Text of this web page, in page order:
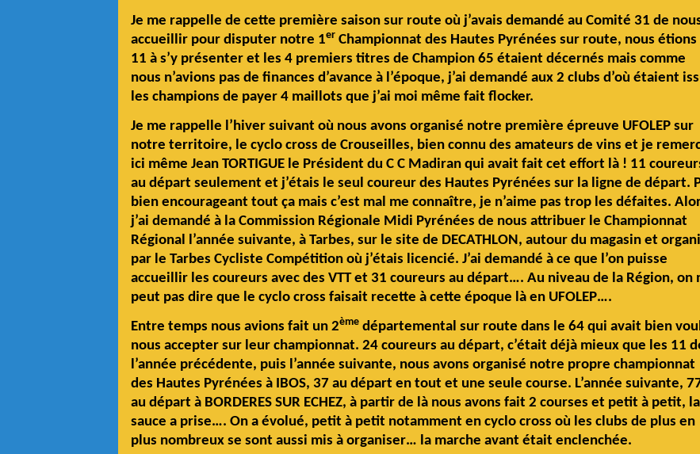
Je me rappelle de cette première saison sur route où j’avais demandé au Comité 31 de
accueillir pour disputer notre 1er Championnat des Hautes Pyrénées sur route, nous étions
11 à s’y présenter et les 4 premiers titres de Champion 65 étaient décernés mais comme
nous n’avions pas de finances d’avance à l’époque, j’ai demandé aux 2 clubs d’où étaient
les champions de payer 4 maillots que j’ai moi même fait flocker.
Je me rappelle l’hiver suivant où nous avons organisé notre première épreuve UFOLEP sur
notre territoire, le cyclo cross de Crouseilles, bien connu des amateurs de vins et je
ici même Jean TORTIGUE le Président du C C Madiran qui avait fait cet effort là ! 11
au départ seulement et j’étais le seul coureur des Hautes Pyrénées sur la ligne de départ.
bien encourageant tout ça mais c’est mal me connaître, je n’aime pas trop les défaites.
j’ai demandé à la Commission Régionale Midi Pyrénées de nous attribuer le Championnat
Régional l’année suivante, à Tarbes, sur le site de DECATHLON, autour du magasin et
par le Tarbes Cycliste Compétition où j’étais licencié. J’ai demandé à ce que l’on puisse
accueillir les coureurs avec des VTT et 31 coureurs au départ…. Au niveau de la Région, on
peut pas dire que le cyclo cross faisait recette à cette époque là en UFOLEP….
Entre temps nous avions fait un 2ème départemental sur route dans le 64 qui avait bien
nous accepter sur leur championnat. 24 coureurs au départ, c’était déjà mieux que les 11
l’année précédente, puis l’année suivante, nous avons organisé notre propre championnat
des Hautes Pyrénées à IBOS, 37 au départ en tout et une seule course. L’année suivante,
au départ à BORDERES SUR ECHEZ, à partir de là nous avons fait 2 courses et petit à petit, la
sauce a prise…. On a évolué, petit à petit notamment en cyclo cross où les clubs de plus en
plus nombreux se sont aussi mis à organiser… la marche avant était enclenchée.